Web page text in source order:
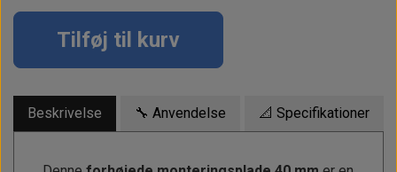
Værktøj
Tilbehør
Additive
Tovværk & fortøjning
Hvem er vi
Fordele hos Shop12volt
Forhandler login
Tilføj til kurv
Beskrivelse 🔧 Anvendelse 📐 Specifikationer